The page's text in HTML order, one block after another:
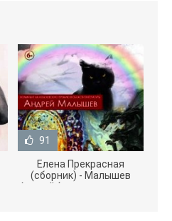
91
Елена Прекрасная
(сборник) - Малышев
Андрей (книги полностью